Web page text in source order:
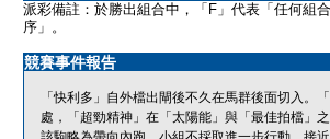
派彩備註：於勝出組合中，「F」代表「任何組
序」。
競賽事件報告
「快利多」自外檔出閘後不久在馬群後面切入
處，「超勁精神」在「太陽能」與「最佳拍檔」